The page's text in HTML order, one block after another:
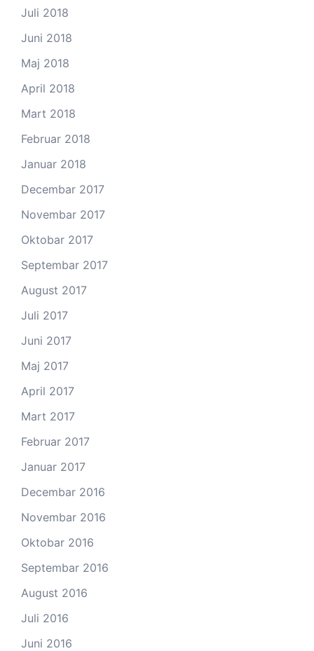
Juli 2018
Juni 2018
Maj 2018
April 2018
Mart 2018
Februar 2018
Januar 2018
Decembar 2017
Novembar 2017
Oktobar 2017
Septembar 2017
August 2017
Juli 2017
Juni 2017
Maj 2017
April 2017
Mart 2017
Februar 2017
Januar 2017
Decembar 2016
Novembar 2016
Oktobar 2016
Septembar 2016
August 2016
Juli 2016
Juni 2016